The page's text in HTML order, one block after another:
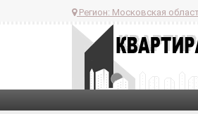
Регион: Московская